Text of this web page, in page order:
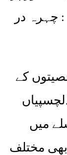
: چہرہ در
کے
میں
مختلف